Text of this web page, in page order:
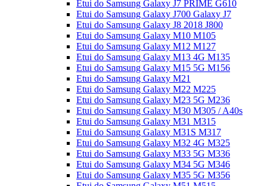
Etui do Samsung Galaxy J7 PRIME G610
Etui do Samsung Galaxy J700 Galaxy J7
Etui do Samsung Galaxy J8 2018 J800
Etui do Samsung Galaxy M10 M105
Etui do Samsung Galaxy M12 M127
Etui do Samsung Galaxy M13 4G M135
Etui do Samsung Galaxy M15 5G M156
Etui do Samsung Galaxy M21
Etui do Samsung Galaxy M22 M225
Etui do Samsung Galaxy M23 5G M236
Etui do Samsung Galaxy M30 M305 / A40s
Etui do Samsung Galaxy M31 M315
Etui do Samsung Galaxy M31S M317
Etui do Samsung Galaxy M32 4G M325
Etui do Samsung Galaxy M33 5G M336
Etui do Samsung Galaxy M34 5G M346
Etui do Samsung Galaxy M35 5G M356